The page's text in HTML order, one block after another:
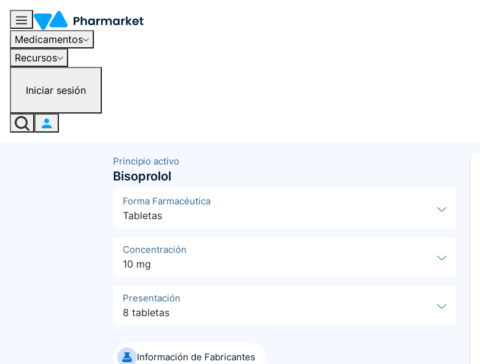
Medicamentos
Recursos
Iniciar sesión
Principio activo
Bisoprolol
Forma Farmacéutica
Tabletas
Concentración
10 mg
Presentación
8 tabletas
Información de Fabricantes